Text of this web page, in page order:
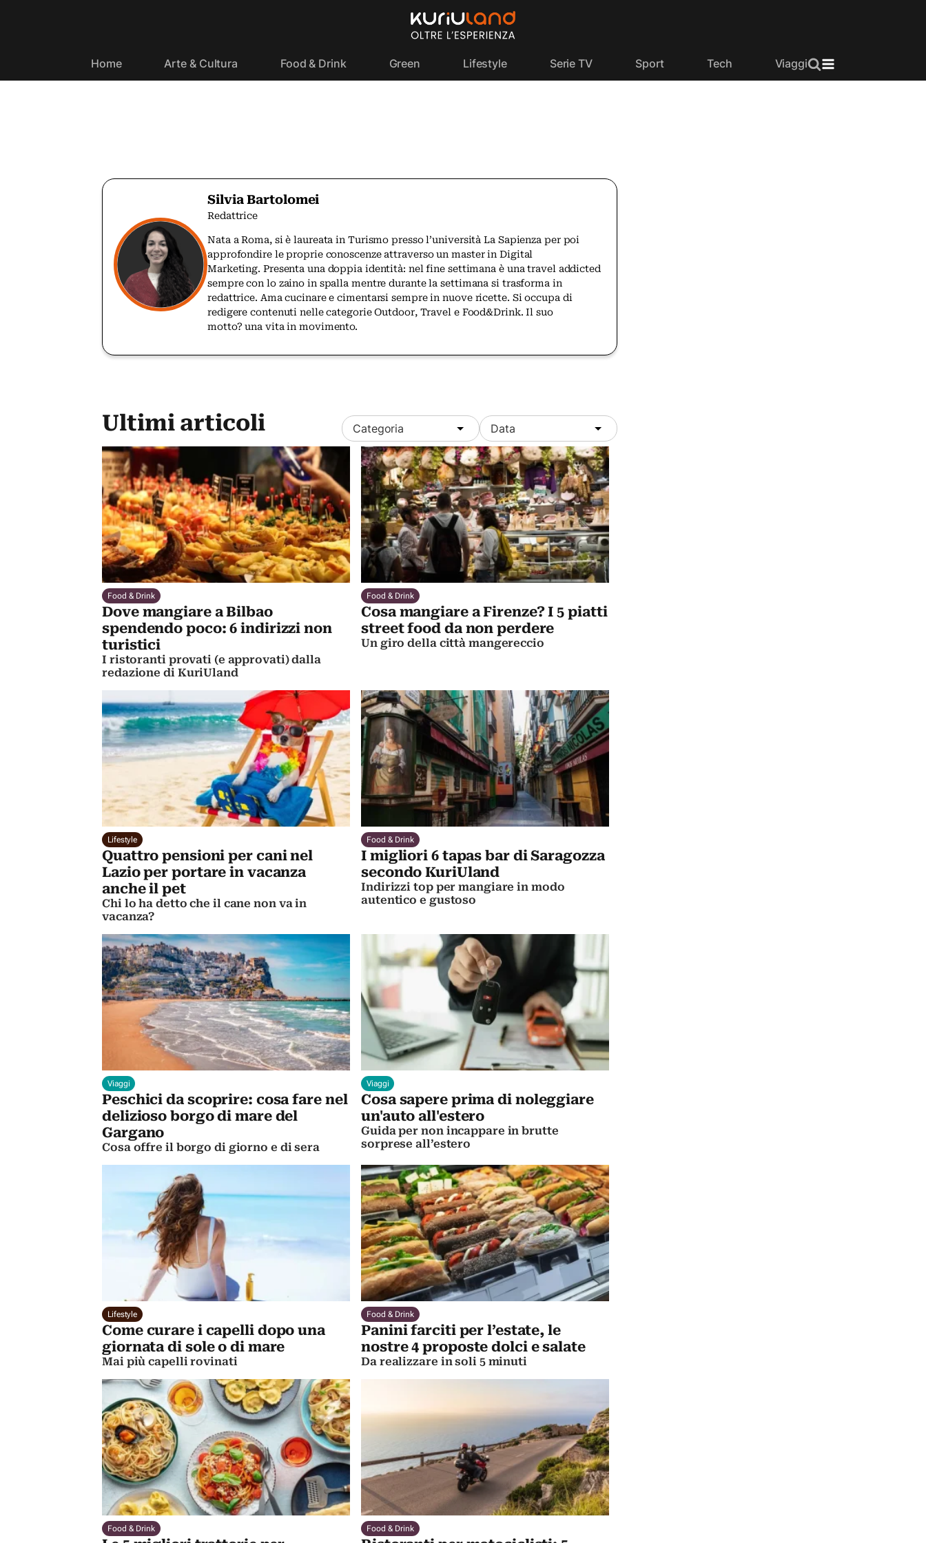
Home Arte & Cultura Food & Drink Green Lifestyle Serie TV Sport Tech Viaggi
Silvia Bartolomei
Redattrice
Nata a Roma, si è laureata in Turismo presso l’università La Sapienza per poi
approfondire le proprie conoscenze attraverso un master in Digital
Marketing. Presenta una doppia identità: nel fine settimana è una travel addicted
sempre con lo zaino in spalla mentre durante la settimana si trasforma in
redattrice. Ama cucinare e cimentarsi sempre in nuove ricette. Si occupa di
redigere contenuti nelle categorie Outdoor, Travel e Food&Drink. Il suo
motto? una vita in movimento.
Ultimi articoli Categoria Data
Food & Drink
Dove mangiare a Bilbao
spendendo poco: 6 indirizzi non
turistici
I ristoranti provati (e approvati) dalla
redazione di KuriUland
Food & Drink
Cosa mangiare a Firenze? I 5 piatti
street food da non perdere
Un giro della città mangereccio
Lifestyle
Quattro pensioni per cani nel
Lazio per portare in vacanza
anche il pet
Chi lo ha detto che il cane non va in
vacanza?
Food & Drink
I migliori 6 tapas bar di Saragozza
secondo KuriUland
Indirizzi top per mangiare in modo
autentico e gustoso
Viaggi
Peschici da scoprire: cosa fare nel
delizioso borgo di mare del
Gargano
Cosa offre il borgo di giorno e di sera
Viaggi
Cosa sapere prima di noleggiare
un'auto all'estero
Guida per non incappare in brutte
sorprese all’estero
Lifestyle
Come curare i capelli dopo una
giornata di sole o di mare
Mai più capelli rovinati
Food & Drink
Panini farciti per l’estate, le
nostre 4 proposte dolci e salate
Da realizzare in soli 5 minuti
Food & Drink Food & Drink